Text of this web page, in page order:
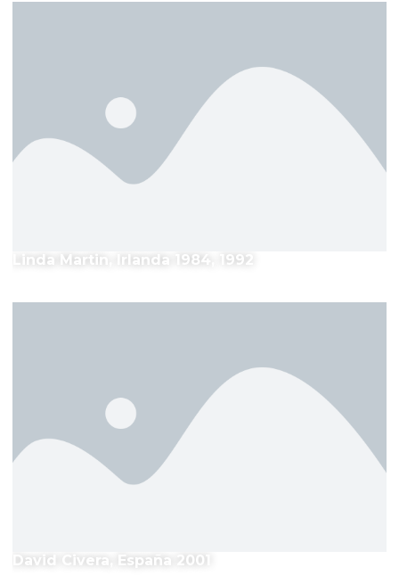
Linda Martin, Irlanda 1984, 1992
David Civera, España 2001